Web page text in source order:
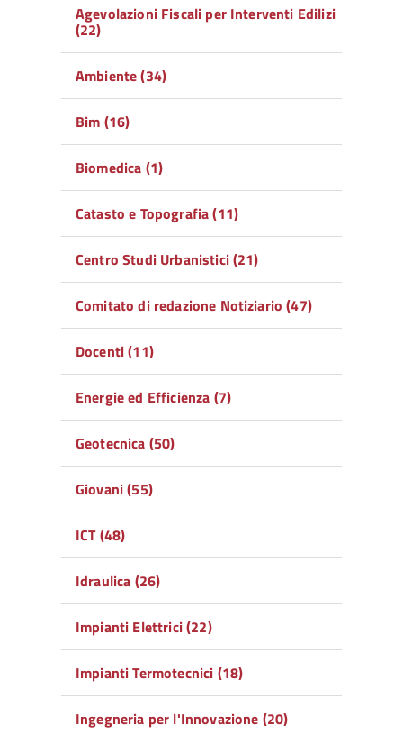
Agevolazioni Fiscali per Interventi Edilizi
(22)
Ambiente (34)
Bim (16)
Biomedica (1)
Catasto e Topografia (11)
Centro Studi Urbanistici (21)
Comitato di redazione Notiziario (47)
Docenti (11)
Energie ed Efficienza (7)
Geotecnica (50)
Giovani (55)
ICT (48)
Idraulica (26)
Impianti Elettrici (22)
Impianti Termotecnici (18)
Ingegneria per l'Innovazione (20)